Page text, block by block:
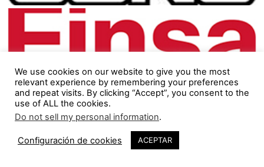
We use cookies on our website to give you the most
relevant experience by remembering your preferences
and repeat visits. By clicking “Accept”, you consent to the
use of ALL the cookies.
Do not sell my personal information.
Configuración de cookies ACEPTAR